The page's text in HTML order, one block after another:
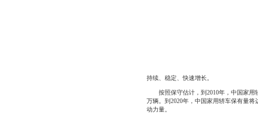
持续、稳定、快速增长。
按照保守估计，到2010年，中国家用
万辆。到2020年，中国家用轿车保有量
动力量。